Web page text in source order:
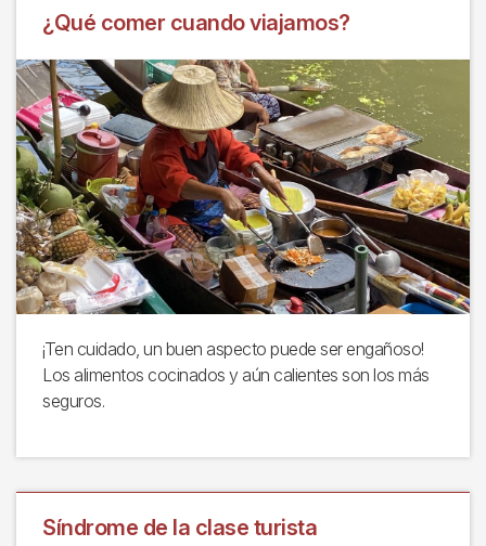
¿Qué comer cuando viajamos?
¡Ten cuidado, un buen aspecto puede ser engañoso!
Los alimentos cocinados y aún calientes son los más
seguros.
Síndrome de la clase turista